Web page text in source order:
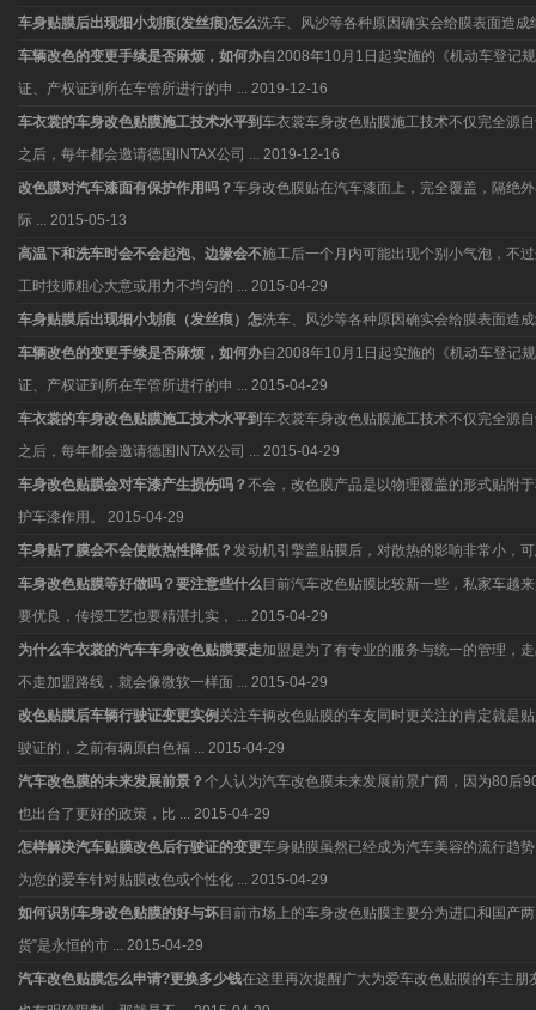
车身贴膜后出现细小划痕(发丝痕)怎么洗车、风沙等各种原因确实会给膜表面造
车辆改色的变更手续是否麻烦，如何办自2008年10月1日起实施的《机动车登记
证、产权证到所在车管所进行的申 ... 2019-12-16
车衣裳的车身改色贴膜施工技术水平到 车衣裳车身改色贴膜施工技术不仅完全源
之后，每年都会邀请德国INTAX公司 ... 2019-12-16
改色膜对汽车漆面有保护作用吗？车身改色膜贴在汽车漆面上，完全覆盖，隔绝
际 ... 2015-05-13
高温下和洗车时会不会起泡、边缘会不施工后一个月内可能出现个别小气泡，不
工时技师粗心大意或用力不均匀的 ... 2015-04-29
车身贴膜后出现细小划痕（发丝痕）怎洗车、风沙等各种原因确实会给膜表面造
车辆改色的变更手续是否麻烦，如何办自2008年10月1日起实施的《机动车登记
证、产权证到所在车管所进行的申 ... 2015-04-29
车衣裳的车身改色贴膜施工技术水平到 车衣裳车身改色贴膜施工技术不仅完全源
之后，每年都会邀请德国INTAX公司 ... 2015-04-29
车身改色贴膜会对车漆产生损伤吗？不会，改色膜产品是以物理覆盖的形式贴附
护车漆作用。
2015-04-29
车身贴了膜会不会使散热性降低？发动机引擎盖贴膜后，对散热的影响非常小，
车身改色贴膜等好做吗？要注意些什么目前汽车改色贴膜比较新一些，私家车越
要优良，传授工艺也要精湛扎实， ... 2015-04-29
为什么车衣裳的汽车车身改色贴膜要走加盟是为了有专业的服务与统一的管理，
不走加盟路线，就会像微软一样面 ... 2015-04-29
改色贴膜后车辆行驶证变更实例 关注车辆改色贴膜的车友同时更关注的肯定就是
驶证的，之前有辆原白色福 ... 2015-04-29
汽车改色膜的未来发展前景？个人认为汽车改色膜未来发展前景广阔，因为80后
也出台了更好的政策，比 ... 2015-04-29
怎样解决汽车贴膜改色后行驶证的变更车身贴膜虽然已经成为汽车美容的流行趋
为您的爱车针对贴膜改色或个性化 ... 2015-04-29
如何识别车身改色贴膜的好与坏目前市场上的车身改色贴膜主要分为进口和国产
货”是永恒的市 ... 2015-04-29
汽车改色贴膜怎么申请?更换多少钱在这里再次提醒广大为爱车改色贴膜的车主